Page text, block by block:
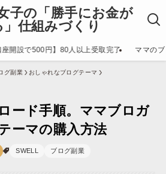
子の「勝手にお金が
」仕組みづくり
座開設で500円】80人以上受取完了 ママの
グ副業 おしゃれなブログテーマ
ード手順。ママブロガ
ーマの購入方法
SWELL ブログ副業